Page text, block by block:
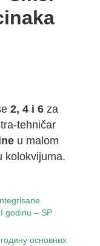
2, 4 i 6 za
tehničar
u malom
kolokvijuma.
godinu – SP
основних